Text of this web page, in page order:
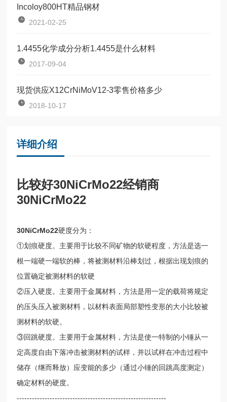
Incoloy800HT精品钢材
2021-02-25
1.4455化学成分分析1.4455是什么材料
2017-09-04
现货供应X12CrNiMoV12-3零售价格多少
2018-10-17
详细介绍
比较好30NiCrMo22经销商
30NiCrMo22
30NiCrMo22硬度分为：
①划痕硬度。主要用于比较不同矿物的软硬程度，方法是选一
根一端硬一端软的棒，将被测材料沿棒划过，根据出现划痕的
位置确定被测材料的软硬
②压入硬度。主要用于金属材料，方法是用一定的载荷将规定
的压头压入被测材料，以材料表面局部塑性变形的大小比较被
测材料的软硬。
③回跳硬度。主要用于金属材料，方法是使一特制的小锤从一
定高度自由下落冲击被测材料的试样，并以试样在冲击过程中
储存（继而释放）应变能的多少（通过小锤的回跳高度测定）
确定材料的硬度。
-----------------------------------------------------------